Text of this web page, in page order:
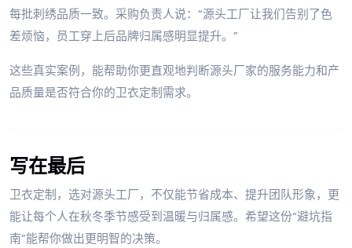
每批刺绣品质一致。采购负责人说：“源头工厂让我们告别了色
差烦恼，员工穿上后品牌归属感明显提升。”
这些真实案例，能帮助你更直观地判断源头厂家的服务能力和产
品质量是否符合你的卫衣定制需求。
写在最后
卫衣定制，选对源头工厂，不仅能节省成本、提升团队形象，更
能让每个人在秋冬季节感受到温暖与归属感。希望这份“避坑指
南”能帮你做出更明智的决策。